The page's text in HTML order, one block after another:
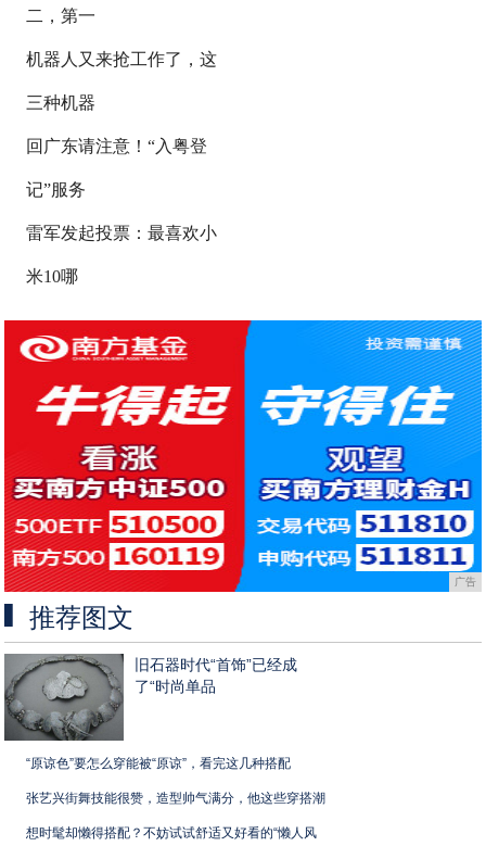
二，第一
机器人又来抢工作了，这
三种机器
回广东请注意！“入粤登
记”服务
雷军发起投票：最喜欢小
米10哪
广告
推荐图文
旧石器时代“首饰”已经成
了“时尚单品
“原谅色”要怎么穿能被“原谅”，看完这几种搭配
张艺兴街舞技能很赞，造型帅气满分，他这些穿搭潮
想时髦却懒得搭配？不妨试试舒适又好看的“懒人风